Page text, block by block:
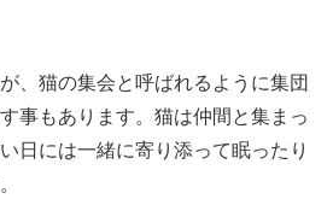
、猫の集会と呼ばれるように集団
事もあります。猫は仲間と集まっ
日には一緒に寄り添って眠ったり